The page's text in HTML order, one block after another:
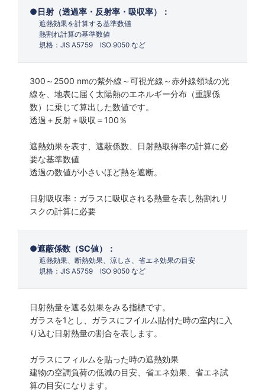
日射（透過率・反射率・吸収率）：
遮熱効果を計算する基準数値
熱割れ計算の基準数値
規格：JIS A5759 ISO 9050 など
300～2500 nmの紫外線～可視光線～赤外線領域の光
線を、地表に届く太陽熱のエネルギー分布（重課係
数）に乗じて算出した数値です。
透過＋反射＋吸収＝100％
遮熱効果を表す、遮蔽係数、日射熱取得率の計算に必
要な基準数値
透過の数値が小さいほど熱を遮断。
日射吸収率：ガラスに吸収される熱量を表し熱割れリ
スクの計算に必要
遮蔽係数（SC値）：
遮熱効果、断熱効果、涼しさ、省エネ効果の目安
規格：JIS A5759 ISO 9050 など
日射熱量を遮る効果をみる指標です。
ガラスを1とし、ガラスにフイルム貼付た時の室内に入
り込む日射熱量の割合を表します。
ガラスにフィルムを貼った時の遮熱効果
建物の空調負荷の低減の目安、省エネ効果、省エネ試
算の目安になります。